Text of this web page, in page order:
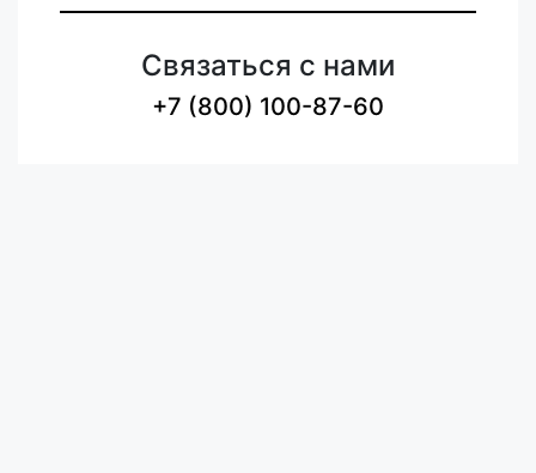
Связаться с нами
+7 (800) 100-87-60